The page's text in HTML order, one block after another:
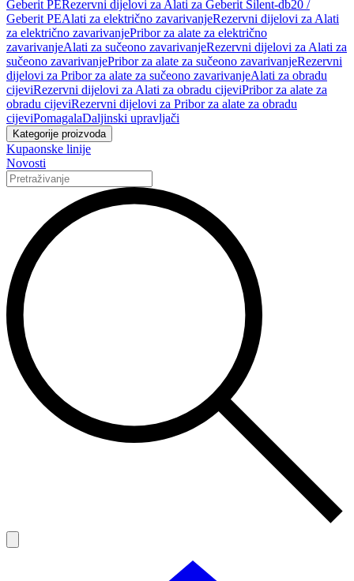
Geberit PERezervni dijelovi za Alati za Geberit Silent-db20 /
Geberit PEAlati za električno zavarivanjeRezervni dijelovi za Alati
za električno zavarivanjePribor za alate za električno
zavarivanjeAlati za sučeono zavarivanjeRezervni dijelovi za Alati za
sučeono zavarivanjePribor za alate za sučeono zavarivanjeRezervni
dijelovi za Pribor za alate za sučeono zavarivanjeAlati za obradu
cijeviRezervni dijelovi za Alati za obradu cijeviPribor za alate za
obradu cijeviRezervni dijelovi za Pribor za alate za obradu
cijeviPomagalaDaljinski upravljači
Kategorije proizvoda
Kupaonske linije
Novosti